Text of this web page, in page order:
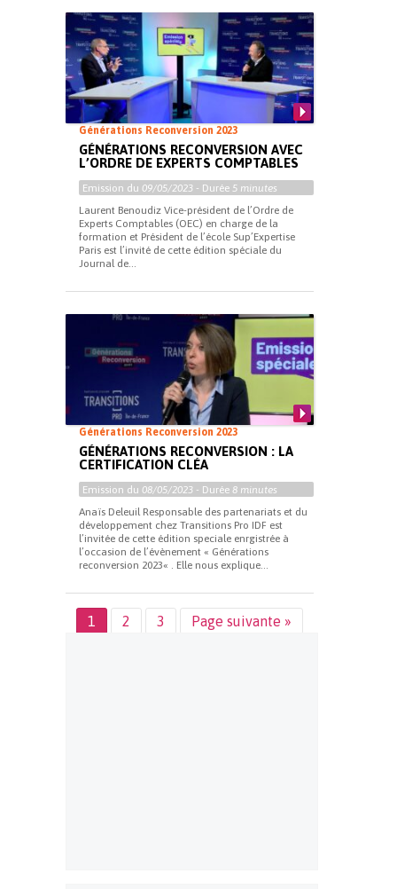
Générations Reconversion 2023
GÉNÉRATIONS RECONVERSION AVEC
L’ORDRE DE EXPERTS COMPTABLES
Emission du 09/05/2023 - Durée 5 minutes
Laurent Benoudiz Vice-président de l’Ordre de
Experts Comptables (OEC) en charge de la
formation et Président de l’école Sup’Expertise
Paris est l’invité de cette édition spéciale du
Journal de...
Générations Reconversion 2023
GÉNÉRATIONS RECONVERSION : LA
CERTIFICATION CLÉA
Emission du 08/05/2023 - Durée 8 minutes
Anaïs Deleuil Responsable des partenariats et du
développement chez Transitions Pro IDF est
l’invitée de cette édition speciale enrgistrée à
l’occasion de l’évènement « Générations
reconversion 2023« . Elle nous explique...
1 2 3 Page suivante »